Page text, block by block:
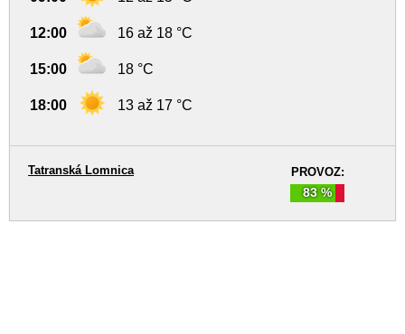
12:00 16 až 18 °C
15:00 18 °C
18:00 13 až 17 °C
PROVOZ:
83 %
Tatranská Lomnica